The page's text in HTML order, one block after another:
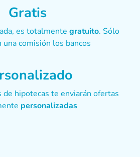
Gratis
es totalmente gratuito. Sólo
una comisión los bancos
hipotecas te enviarán ofertas
personalizadas